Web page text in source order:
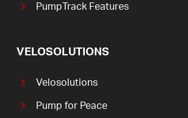
PumpTrack Features
VELOSOLUTIONS
Velosolutions
Pump for Peace